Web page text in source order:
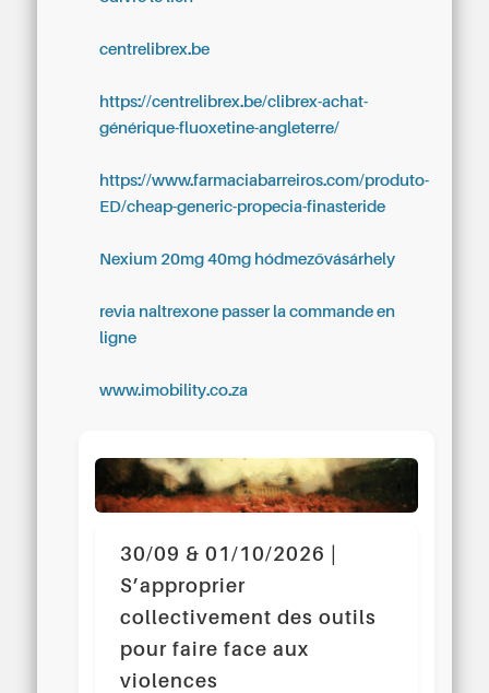
centrelibrex.be
https://centrelibrex.be/clibrex-achat-
générique-fluoxetine-angleterre/
https://www.farmaciabarreiros.com/produto-
ED/cheap-generic-propecia-finasteride
Nexium 20mg 40mg hódmezővásárhely
revia naltrexone passer la commande en
ligne
www.imobility.co.za
30/09 & 01/10/2026 |
S’approprier
collectivement des outils
pour faire face aux
violences